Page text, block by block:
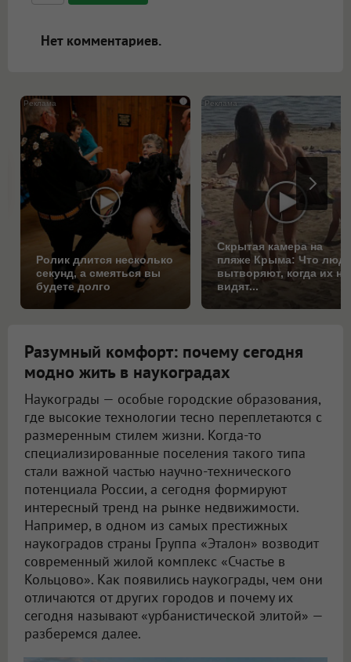
ссылками, и [img]адрес[/img] будет
Нет комментариев.
i
Ролик длится несколько
секунд, а смеяться вы
будете долго
Скрытая камера на
пляже Крыма: Что
вытворяют, когда их не
видят...
Разумный комфорт: почему сегодня
модно жить в наукоградах
Наукограды — особые городские образования,
где высокие технологии тесно переплетаются с
размеренным стилем жизни. Когда-то
специализированные поселения такого типа
стали важной частью научно-технического
потенциала России, а сегодня формируют
интересный тренд на рынке недвижимости.
Например, в одном из самых престижных
наукоградов страны Группа «Эталон» возводит
современный жилой комплекс «Счастье в
Кольцово». Как появились наукограды, чем они
отличаются от других городов и почему их
сегодня называют «урбанистической элитой» —
разберемся далее.